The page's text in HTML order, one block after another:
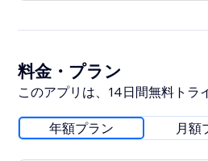
料金・プラン
このアプリは、14日間無料トラ
年額プラン 月額